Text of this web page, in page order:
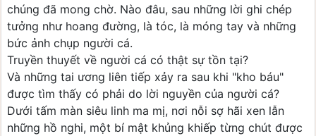
chúng đã mong chờ. Nào đâu, sau những lời ghi chép
tưởng như hoang đường, là tóc, là móng tay và những
bức ảnh chụp người cá.
Truyền thuyết về người cá có thật sự tồn tại?
Và những tai ương liên tiếp xảy ra sau khi "kho báu"
được tìm thấy có phải do lời nguyền của người cá?
Dưới tấm màn siêu linh ma mị, nơi nỗi sợ hãi xen lẫn
những hồ nghi, một bí mật khủng khiếp từng chút được